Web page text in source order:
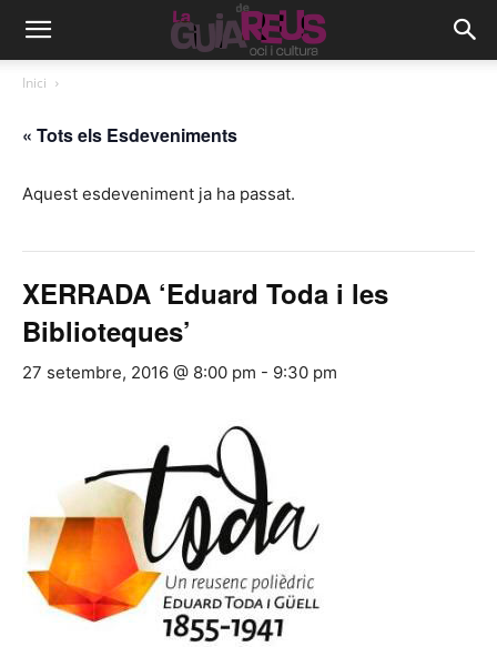
Inici
« Tots els Esdeveniments
Aquest esdeveniment ja ha passat.
XERRADA ‘Eduard Toda i les
Biblioteques’
27 setembre, 2016 @ 8:00 pm - 9:30 pm